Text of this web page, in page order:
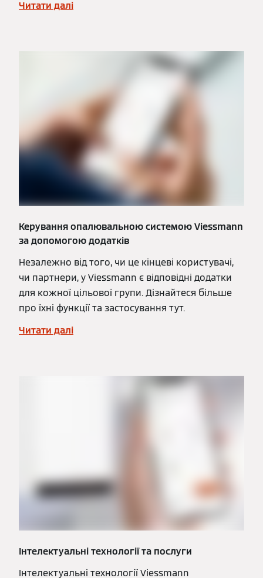
Читати далі
Керування опалювальною системою Viessmann
за допомогою додатків
Незалежно від того, чи це кінцеві користувачі,
чи партнери, у Viessmann є відповідні додатки
для кожної цільової групи. Дізнайтеся більше
про їхні функції та застосування тут.
Читати далі
Інтелектуальні технології та послуги
Інтелектуальні технології Viessmann